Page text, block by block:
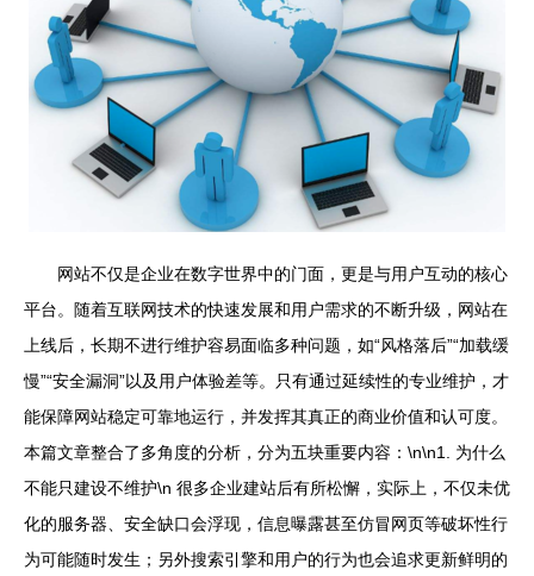
网站不仅是企业在数字世界中的门面，更是与用户互动的核心
平台。随着互联网技术的快速发展和用户需求的不断升级，网站在
上线后，长期不进行维护容易面临多种问题，如“风格落后”“加载缓
慢”“安全漏洞”以及用户体验差等。只有通过延续性的专业维护，才
能保障网站稳定可靠地运行，并发挥其真正的商业价值和认可度。
本篇文章整合了多角度的分析，分为五块重要内容：\n\n1. 为什么
不能只建设不维护\n 很多企业建站后有所松懈，实际上，不仅未优
化的服务器、安全缺口会浮现，信息曝露甚至仿冒网页等破坏性行
为可能随时发生；另外搜索引擎和用户的行为也会追求更新鲜明的